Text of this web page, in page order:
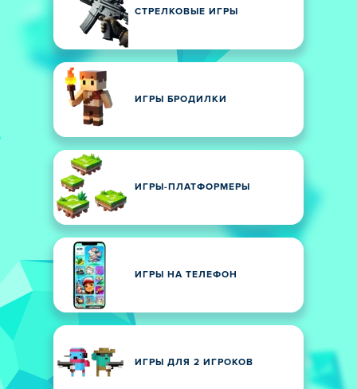
СТРЕЛКОВЫЕ ИГРЫ
ИГРЫ БРОДИЛКИ
ИГРЫ-ПЛАТФОРМЕРЫ
ИГРЫ НА ТЕЛЕФОН
ИГРЫ ДЛЯ 2 ИГРОКОВ